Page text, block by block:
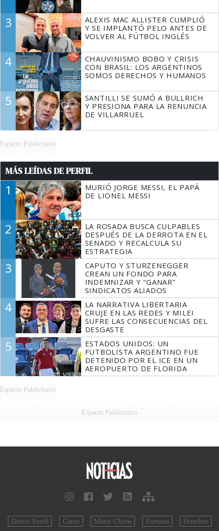
3
ALEXIS MAC ALLISTER CUMPLIÓ
Y SE IMPLANTÓ PELO ANTES DE
VOLVER AL FÚTBOL INGLÉS
4
CHAUVINISMO BOBO Y CRISIS
CON BRASIL: LOS ARGENTINOS
SOMOS DERECHOS Y HUMANOS
5
SANTILLI SE SUMÓ A BULLRICH
Y PRESIONA PARA LA RENUNCIA
DE VILLARRUEL
Espacio Publicitario
MÁS LEÍDAS DE PERFIL
1
MURIÓ JORGE MESSI, EL PAPÁ
DE LIONEL MESSI
2
LA ROSADA BUSCA CULPABLES
DESPUÉS DE LA DERROTA EN EL
SENADO Y RECALCULA SU
ESTRATEGIA
3
CAPUTO Y STURZENEGGER
CREAN UN FONDO PARA
INDEMNIZAR Y “GANAR”
SINDICATOS ALIADOS
4
LA NARRATIVA LIBERTARIA
CRUJE EN LAS REDES Y MILEI
SUFRE LAS CONSECUENCIAS DEL
DESGASTE
5
ESTADOS UNIDOS: UN
FUTBOLISTA ARGENTINO FUE
DETENIDO POR EL ICE EN UN
AEROPUERTO DE FLORIDA
Espacio Publicitario
Espacio Publicitario
Diario Perfil Caras Marie Claire Fortuna Hombre